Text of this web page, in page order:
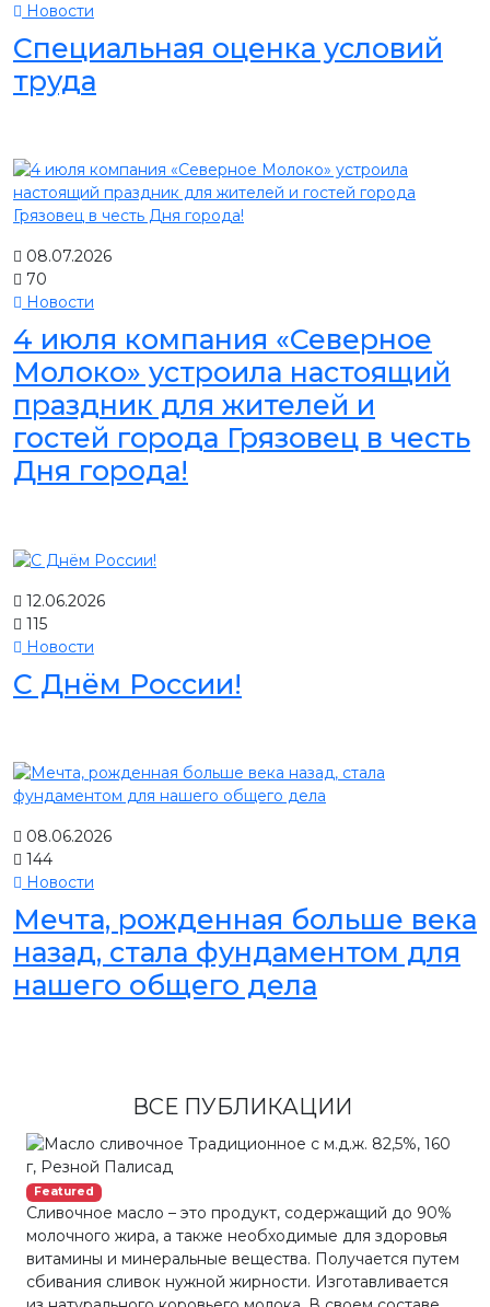
Новости
Специальная оценка условий
труда
08.07.2026
70
Новости
4 июля компания «Северное
Молоко» устроила настоящий
праздник для жителей и
гостей города Грязовец в честь
Дня города!
12.06.2026
115
Новости
С Днём России!
08.06.2026
144
Новости
Мечта, рожденная больше века
назад, стала фундаментом для
нашего общего дела
ВСЕ ПУБЛИКАЦИИ
Featured
Сливочное масло – это продукт, содержащий до 90%
молочного жира, а также необходимые для здоровья
витамины и минеральные вещества. Получается путем
сбивания сливок нужной жирности. Изготавливается